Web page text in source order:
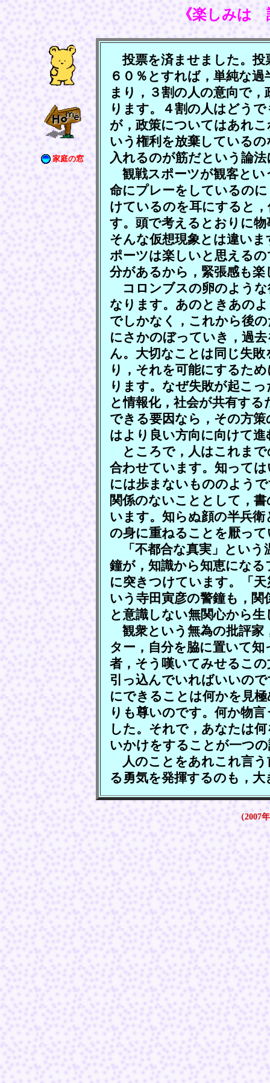
《楽しみは
家庭の窓
投票を済ませました。投
６０％とすれば，単純な
まり，３割の人の意向で
ります。４割の人はどう
が，政策についてはあれ
いう権利を放棄している
入れるのが筋だという論
観戦スポーツが観客とい
命にプレーをしているの
けているのを耳にすると
す。頭で考えるとおりに
そんな仮想現象とは違い
ポーツは楽しいと思える
分があるから，緊張感も
コロンブスの卵のような
なります。あのときあの
でしかなく，これから後
にさかのぼっていき，過
ん。大切なことは同じ失
り，それを可能にするた
ります。なぜ失敗が起こ
と情報化，社会が共有す
できる要因なら，その方
はより良い方向に向けて
ところで，人はこれまで
合わせています。知って
には歩まないもののよう
関係のないこととして，
います。知らぬ顔の半兵
の身に重ねることを厭っ
「不都合な真実」という
鐘が，知識から知恵にな
に突きつけています。「
いう寺田寅彦の警鐘も，
と意識しない無関心から
観衆という無為の批評家
ター，自分を脇に置いて
者，そう嘆いてみせるこ
引っ込んでいればいいの
にできることは何かを見
りも尊いのです。何か物
した。それで，あなたは
いかけをすることが一つ
人のことをあれこれ言う
る勇気を発揮するのも，
（2007